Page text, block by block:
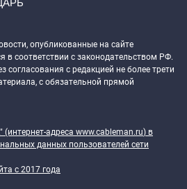
опубликованные на сайте
в соответствии с законодательством РФ.
согласования с редакцией не более трети
с обязательной прямой
адреса www.cableman.ru) в
данных пользователей сети
c 2017 года